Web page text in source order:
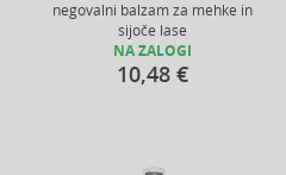
negovalni balzam za mehke in
sijoče lase
NA ZALOGI
10,48 €